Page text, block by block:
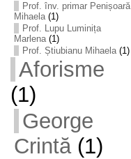
Prof. înv. primar Penișoară
Mihaela(1)
Prof. Lupu Luminița
Marlena(1)
Prof. Știubianu Mihaela(1)
Aforisme
(1)
George
Crintă(1)